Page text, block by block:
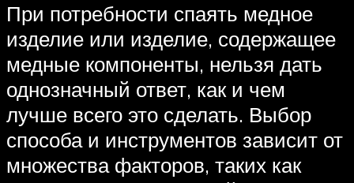
При потребности спаять медное
изделие или изделие, содержащее
медные компоненты, нельзя дать
однозначный ответ, как и чем
лучше всего это сделать. Выбор
способа и инструментов зависит от
множества факторов, таких как